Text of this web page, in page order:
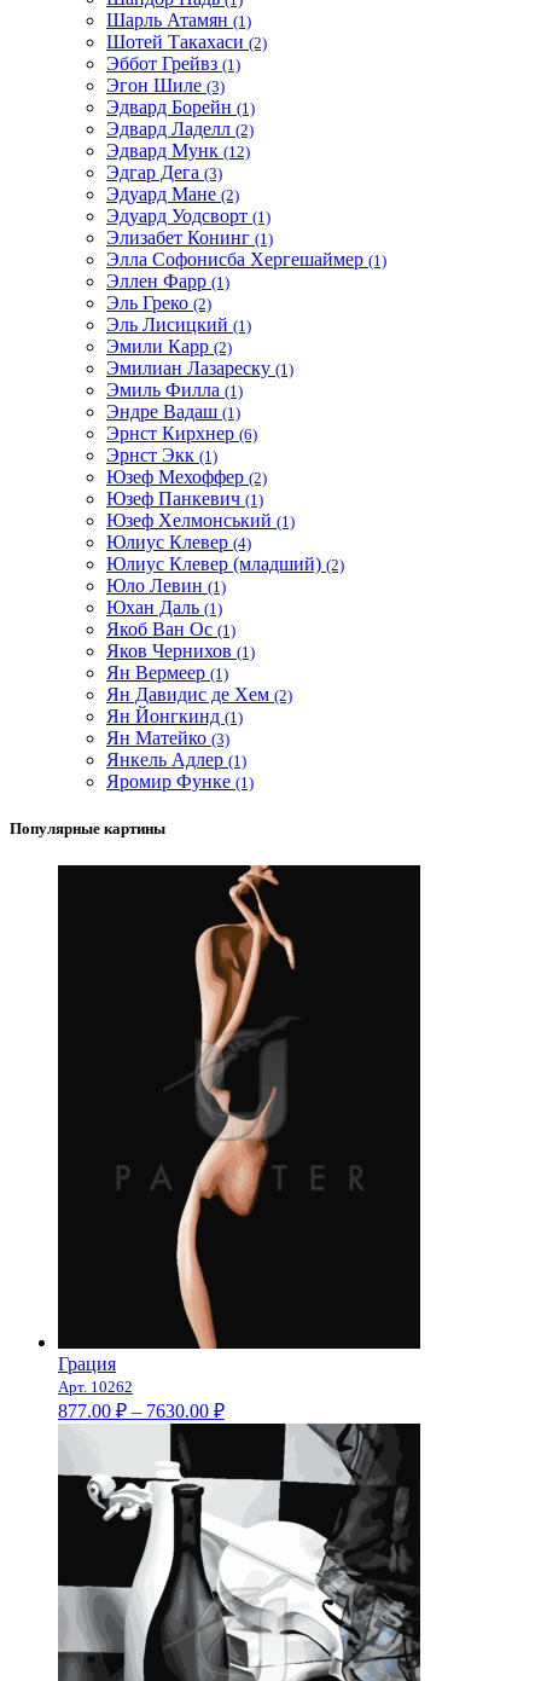
Шарль Атамян (1)
Шотей Такахаси (2)
Эббот Грейвз (1)
Эгон Шиле (3)
Эдвард Борейн (1)
Эдвард Ладелл (2)
Эдвард Мунк (12)
Эдгар Дега (3)
Эдуард Мане (2)
Эдуард Уодсворт (1)
Элизабет Конинг (1)
Элла Софонисба Хергешаймер (1)
Эллен Фарр (1)
Эль Греко (2)
Эль Лисицкий (1)
Эмили Карр (2)
Эмилиан Лазареску (1)
Эмиль Филла (1)
Эндре Вадаш (1)
Эрнст Кирхнер (6)
Эрнст Экк (1)
Юзеф Мехоффер (2)
Юзеф Панкевич (1)
Юзеф Хелмонський (1)
Юлиус Клевер (4)
Юлиус Клевер (младший) (2)
Юло Левин (1)
Юхан Даль (1)
Якоб Ван Ос (1)
Яков Чернихов (1)
Ян Вермеер (1)
Ян Давидис де Хем (2)
Ян Йонгкинд (1)
Ян Матейко (3)
Янкель Адлер (1)
Яромир Функе (1)
Популярные картины
Грация
Арт. 10262
877.00 ₽ – 7630.00 ₽Диапазон
цен:
877.00 ₽
–
7630.00 ₽